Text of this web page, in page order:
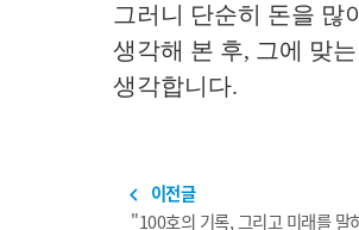
그러니 단순히 돈을 많
생각해 본 후, 그에 맞
생각합니다.
navigate_before 이전글
"100호의 기록, 그리고 미래를 말